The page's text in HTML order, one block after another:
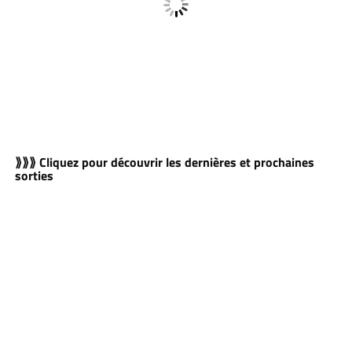
⟫⟫⟫ Cliquez pour découvrir les dernières et prochaines
sorties